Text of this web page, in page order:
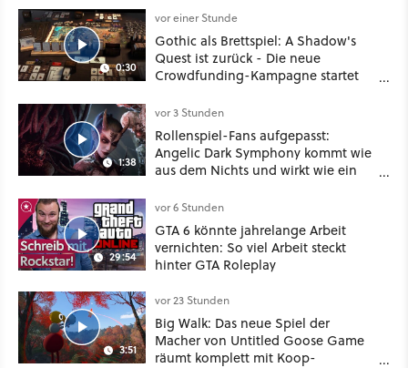
0:30
vor einer Stunde
Gothic als Brettspiel: A Shadow's
Quest ist zurück - Die neue
Crowdfunding-Kampagne startet
1:38
vor 3 Stunden
Rollenspiel-Fans aufgepasst:
Angelic Dark Symphony kommt wie
aus dem Nichts und wirkt wie ein
Mass Effect
29:54
vor 6 Stunden
GTA 6 könnte jahrelange Arbeit
vernichten: So viel Arbeit steckt
hinter GTA Roleplay
3:51
vor 23 Stunden
Big Walk: Das neue Spiel der
Macher von Untitled Goose Game
räumt komplett mit Koop-